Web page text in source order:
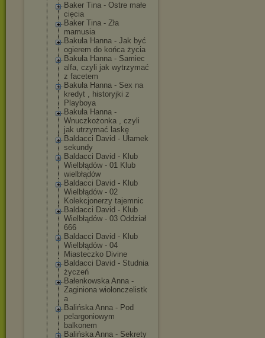
Baker Tina - Ostre małe
cięcia
Baker Tina - Zła
mamusia
Bakuła Hanna - Jak być
ogierem do końca życia
Bakuła Hanna - Samiec
alfa, czyli jak wytrzymać
z facetem
Bakuła Hanna - Sex na
kredyt , historyjki z
Playboya
Bakuła Hanna -
Wnuczkożonka , czyli
jak utrzymać laskę
Baldacci David - Ułamek
sekundy
Baldacci David - Klub
Wielbłądów - 01 Klub
wielbłądów
Baldacci David - Klub
Wielbłądów - 02
Kolekcjonerzy tajemnic
Baldacci David - Klub
Wielbłądów - 03 Oddział
666
Baldacci David - Klub
Wielbłądów - 04
Miasteczko Divine
Baldacci David - Studnia
życzeń
Bałenkowska Anna -
Zaginiona wiolonczelistk
a
Balińska Anna - Pod
pelargoniowym
balkonem
Balińska Anna - Sekrety